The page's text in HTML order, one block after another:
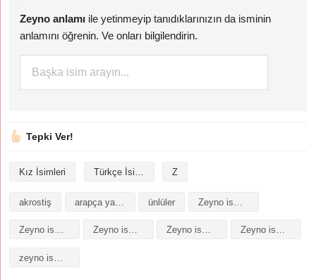
Zeyno anlamı ile yetinmeyip tanıdıklarınızın da isminin
anlamını öğrenin. Ve onları bilgilendirin.
Tepki Ver!
Kız İsimleri Türkçe İsimler Z
akrostiş arapça yazılışı ünlüler
Zeyno isminin anlamı Zeyno isminin baş harfleriyle şiir Zeyno isminin kökeni Zeyno isminin numerolojisi